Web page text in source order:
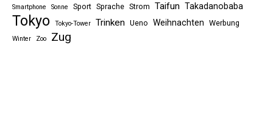
Smartphone Sonne Sport Sprache Strom Taifun Takadanobaba
Tokyo Tokyo-Tower Trinken Ueno Weihnachten Werbung
Winter Zoo Zug